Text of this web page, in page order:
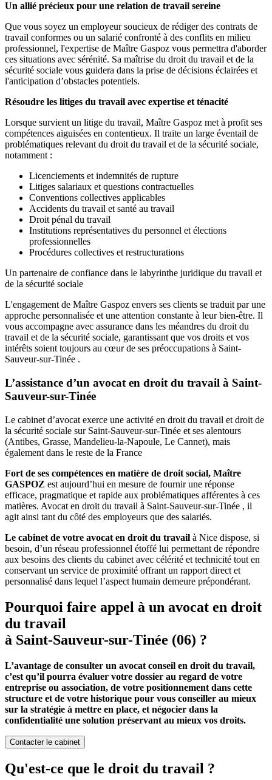
Un allié précieux pour une relation de travail sereine
Que vous soyez un employeur soucieux de rédiger des contrats de
travail conformes ou un salarié confronté à des conflits en milieu
professionnel, l'expertise de Maître Gaspoz vous permettra d'aborder
ces situations avec sérénité. Sa maîtrise du droit du travail et de la
sécurité sociale vous guidera dans la prise de décisions éclairées et
l'anticipation d’obstacles potentiels.
Résoudre les litiges du travail avec expertise et ténacité
Lorsque survient un litige du travail, Maître Gaspoz met à profit ses
compétences aiguisées en contentieux. Il traite un large éventail de
problématiques relevant du droit du travail et de la sécurité sociale,
notamment :
Licenciements et indemnités de rupture
Litiges salariaux et questions contractuelles
Conventions collectives applicables
Accidents du travail et santé au travail
Droit pénal du travail
Institutions représentatives du personnel et élections
professionnelles
Procédures collectives et restructurations
Un partenaire de confiance dans le labyrinthe juridique du travail et
de la sécurité sociale
L'engagement de Maître Gaspoz envers ses clients se traduit par une
approche personnalisée et une attention constante à leur bien-être. Il
vous accompagne avec assurance dans les méandres du droit du
travail et de la sécurité sociale, garantissant que vos droits et vos
intérêts soient toujours au cœur de ses préoccupations à Saint-
Sauveur-sur-Tinée .
L’assistance d’un avocat en droit du travail à Saint-
Sauveur-sur-Tinée
Le cabinet d’avocat exerce une activité en droit du travail et droit de
la sécurité sociale sur Saint-Sauveur-sur-Tinée et ses alentours
(Antibes, Grasse, Mandelieu-la-Napoule, Le Cannet), mais
également dans le reste de la France
Fort de ses compétences en matière de droit social, Maître
GASPOZ est aujourd’hui en mesure de fournir une réponse
efficace, pragmatique et rapide aux problématiques afférentes à ces
matières. Avocat en droit du travail à Saint-Sauveur-sur-Tinée , il
agit ainsi tant du côté des employeurs que des salariés.
Le cabinet de votre avocat en droit du travail à Nice dispose, si
besoin, d’un réseau professionnel étoffé lui permettant de répondre
aux besoins des clients du cabinet avec célérité et technicité tout en
conservant un service de proximité offrant un rapport direct et
personnalisé dans lequel l’aspect humain demeure prépondérant.
Pourquoi faire appel à un avocat en droit
du travail
à Saint-Sauveur-sur-Tinée (06) ?
L’avantage de consulter un avocat conseil en droit du travail,
c’est qu’il pourra évaluer votre dossier au regard de votre
entreprise ou association, de votre positionnement dans cette
structure et de votre historique pour vous conseiller au mieux
sur la stratégie à mettre en place, et négocier dans la
confidentialité une solution préservant au mieux vos droits.
Contacter le cabinet
Qu'est-ce que le droit du travail ?